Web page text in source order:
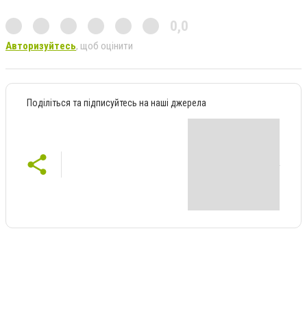
0,0
Авторизуйтесь, щоб оцінити
Поділіться та підписуйтесь на наші джерела